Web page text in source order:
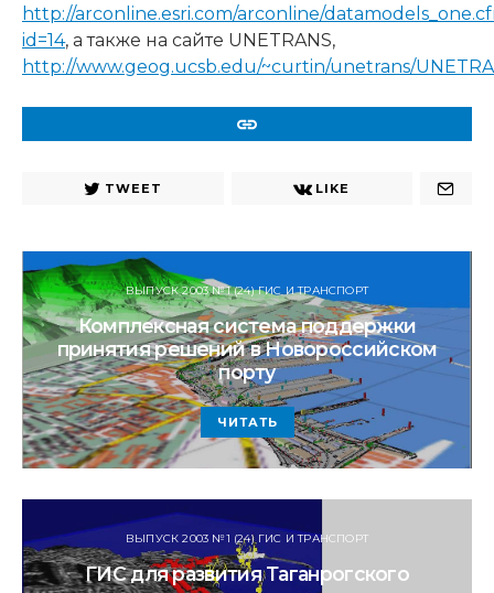
http://arconline.esri.com/arconline/
id=14, а также на сайте UNETRANS,
http://www.geog.ucsb.edu/~curtin/unetrans/
TWEET LIKE
ВЫПУСК 2003 №1 (24) ГИС И ТРАНСПОРТ
Комплексная система поддержки
принятия решений в Новороссийском
порту
ЧИТАТЬ
ВЫПУСК 2003 №1 (24) ГИС И ТРАНСПОРТ
ГИС для развития Таганрогского